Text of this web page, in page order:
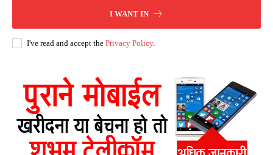
I WANT IN
I've read and accept the Privacy Policy.